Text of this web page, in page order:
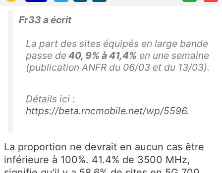
Fr33 a écrit
La part des sites équipés en large bande
passe de40, 9% à 41,4% en une semaine
(publication ANFR du 06/03 et du 13/03).
Détails ici :
https://beta.rncmobile.net/wp/5596.
La proportion ne devrait en aucun cas être
inférieure à 100%. 41.4% de 3500 MHz,